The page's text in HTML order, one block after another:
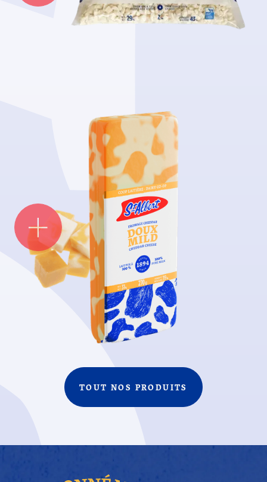
TOUT NOS PRODUITS